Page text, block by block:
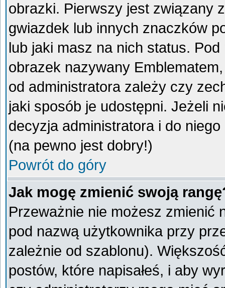
obrazki. Pierwszy jest związany
gwiazdek lub innych znaczków
lub jaki masz na nich status.
obrazek nazywany
od administratora zależy czy
jaki sposób je udostępni. Jeżeli
decyzja administratora i do
(na pewno jest dobry!)
Powrót do góry
Jak mogę zmienić swoją
Przeważnie nie możesz zmienić
pod nazwą użytkownika przy
zależnie od szablonu).
postów, które napisałeś, i aby